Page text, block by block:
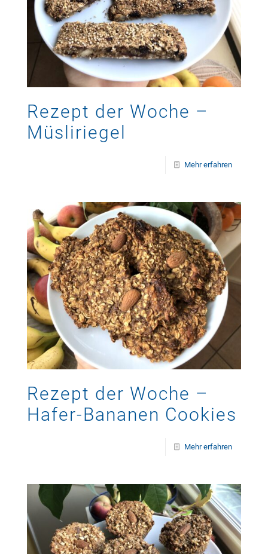
Rezept der Woche –
Müsliriegel
Mehr erfahren
Rezept der Woche –
Hafer-Bananen Cookies
Mehr erfahren